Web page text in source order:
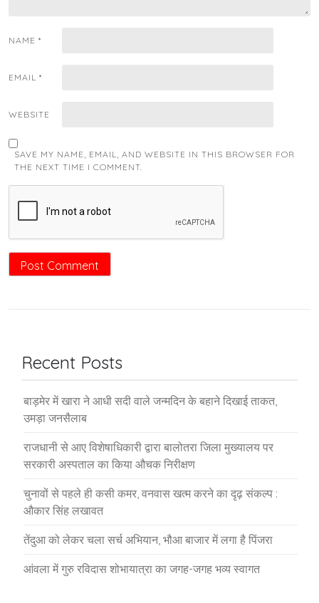
NAME *
EMAIL *
WEBSITE
SAVE MY NAME, EMAIL, AND WEBSITE IN THIS BROWSER FOR
THE NEXT TIME I COMMENT.
Recent Posts
बाड़मेर में खारा ने आधी सदी वाले जन्मदिन के बहाने दिखाई ताकत,
उमड़ा जनसैलाब
राजधानी से आए विशेषाधिकारी द्वारा बालोतरा जिला मुख्यालय पर
सरकारी अस्पताल का किया औचक निरीक्षण
चुनावों से पहले ही कसी कमर, वनवास खत्म करने का दृढ़ संकल्प :
औकार सिंह लखावत
तेंदुआ को लेकर चला सर्च अभियान, भौआ बाजार में लगा है पिंजरा
आंवला में गुरु रविदास शोभायात्रा का जगह-जगह भव्य स्वागत